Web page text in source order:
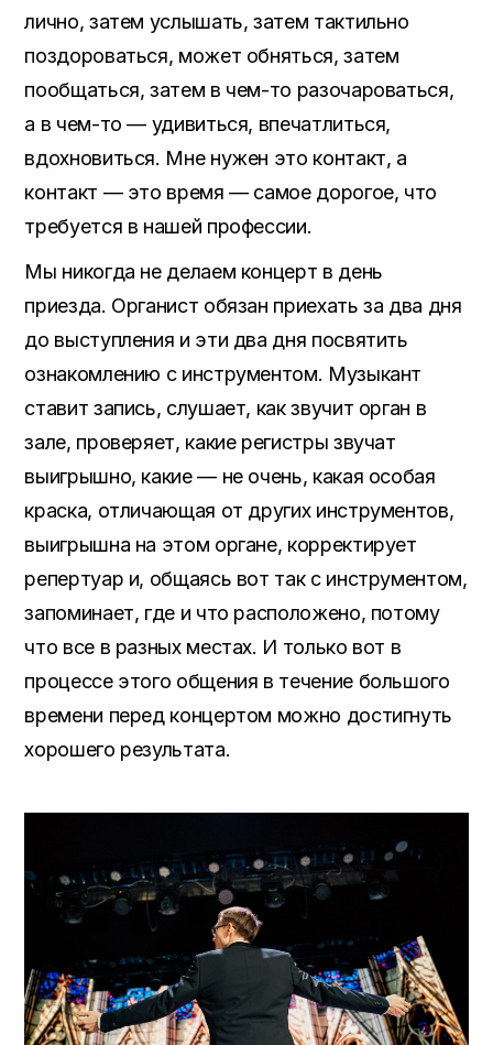
лично, затем услышать, затем тактильно
поздороваться, может обняться, затем
пообщаться, затем в чем-то разочароваться,
а в чем-то — удивиться, впечатлиться,
вдохновиться. Мне нужен это контакт, а
контакт — это время — самое дорогое, что
требуется в нашей профессии.
Мы никогда не делаем концерт в день
приезда. Органист обязан приехать за два дня
до выступления и эти два дня посвятить
ознакомлению с инструментом. Музыкант
ставит запись, слушает, как звучит орган в
зале, проверяет, какие регистры звучат
выигрышно, какие — не очень, какая особая
краска, отличающая от других инструментов,
выигрышна на этом органе, корректирует
репертуар и, общаясь вот так с инструментом,
запоминает, где и что расположено, потому
что все в разных местах. И только вот в
процессе этого общения в течение большого
времени перед концертом можно достигнуть
хорошего результата.